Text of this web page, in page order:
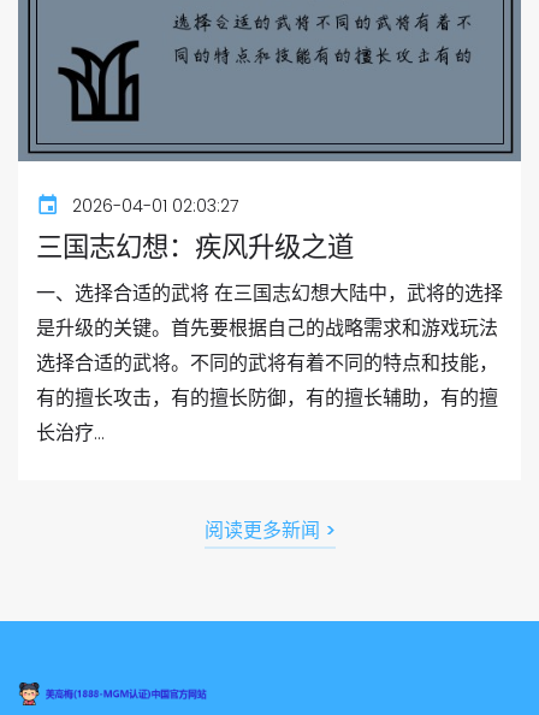
2026-04-01 02:03:27
三国志幻想：疾风升级之道
一、选择合适的武将 在三国志幻想大陆中，武将的选择
是升级的关键。首先要根据自己的战略需求和游戏玩法
选择合适的武将。不同的武将有着不同的特点和技能，
有的擅长攻击，有的擅长防御，有的擅长辅助，有的擅
长治疗...
阅读更多新闻 >